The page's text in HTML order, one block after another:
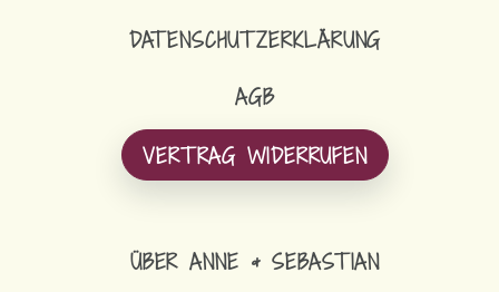
DATENSCHUTZERKLÄRUNG
AGB
VERTRAG WIDERRUFEN
ÜBER ANNE & SEBASTIAN